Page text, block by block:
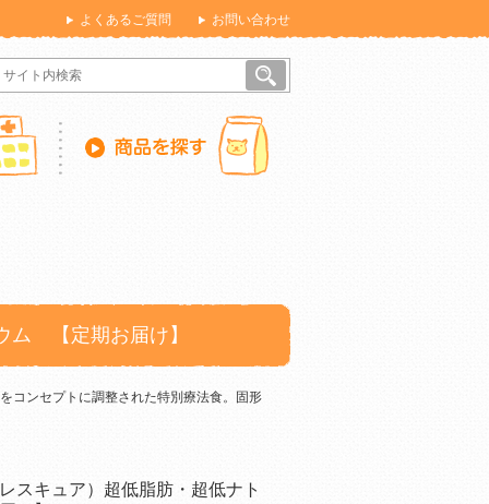
よくあるご質問 お問い合わせ
ム 【定期お届け】
コンセプトに調整された特別療法食。固形
スキュア）超低脂肪・超低ナト